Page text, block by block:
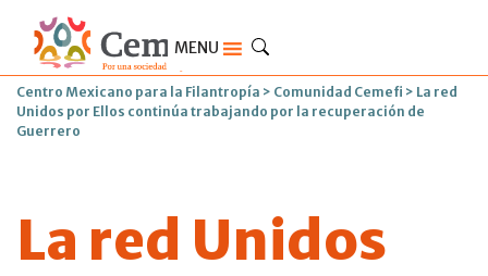
MENU
Centro Mexicano para la Filantropía > Comunidad Cemefi > La red
Unidos por Ellos continúa trabajando por la recuperación de
Guerrero
La red Unidos